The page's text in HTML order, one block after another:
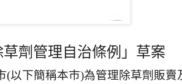
草劑管理自治條例」草案
(以下簡稱本市)為管理除草劑販賣